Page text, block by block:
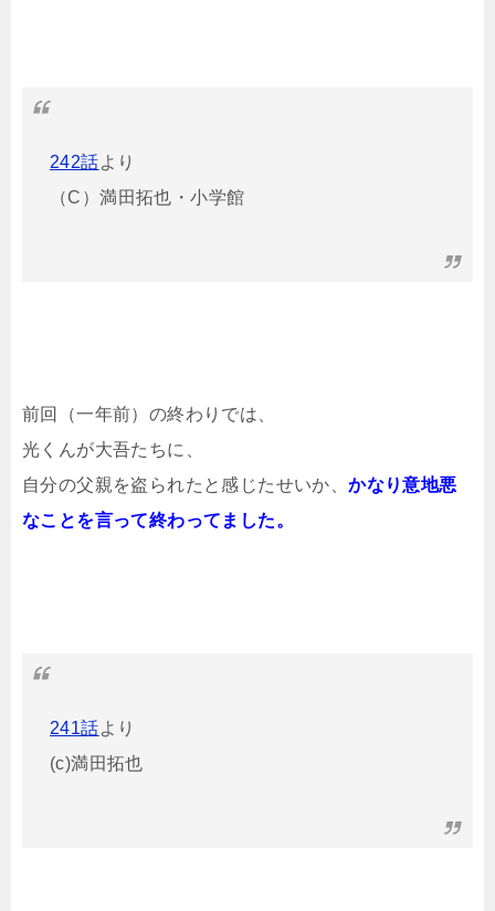
242話より
（C）満田拓也・小学館
前回（一年前）の終わりでは、
光くんが大吾たちに、
自分の父親を盗られたと感じたせいか、かなり意地悪
なことを言って終わってました。
241話より
(c)満田拓也